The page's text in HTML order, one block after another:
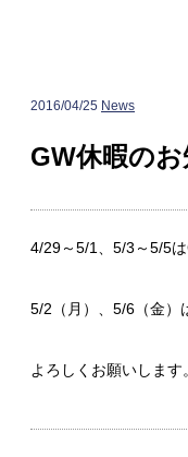
2016/04/25 News
GW休暇の
4/29～5/1、5/3～5/5は
5/2（月）、5/6（金）
よろしくお願いします。